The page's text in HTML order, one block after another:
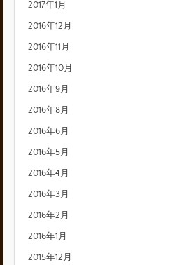
2017年1月
2016年12月
2016年11月
2016年10月
2016年9月
2016年8月
2016年6月
2016年5月
2016年4月
2016年3月
2016年2月
2016年1月
2015年12月